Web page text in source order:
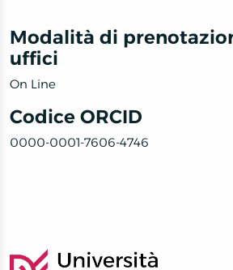
Modalità di
uffici
On Line
Codice ORCID
0000-0001-7606-4746